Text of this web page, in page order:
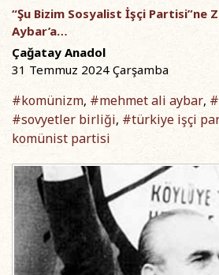
“Şu Bizim Sosyalist İşçi Partisi”ne
Aybar’a…
Çağatay Anadol
31 Temmuz 2024 Çarşamba
#komünizm, #mehmet ali aybar,
#sovyetler birliği, #türkiye işçi
komünist partisi